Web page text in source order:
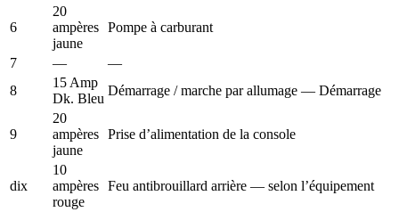
6
20
ampères
jaune
Pompe à carburant
7 —
—
8
15 Amp
Dk. Bleu
Démarrage / marche par allumage — Démarrage
9
20
ampères
jaune
Prise d’alimentation de la console
dix
10
ampères
rouge
Feu antibrouillard arrière — selon l’équipement